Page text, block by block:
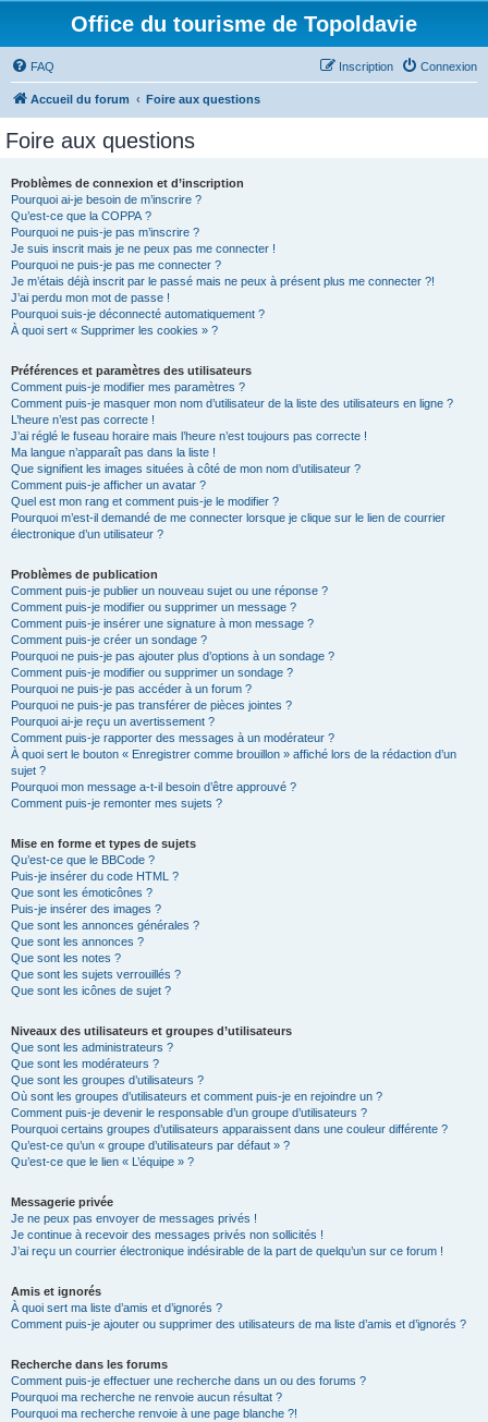
Office du tourisme de Topoldavie
FAQ Connexion
Inscription
Accueil du forum Foire aux questions
Foire aux questions
Problèmes de connexion et d’inscription
Pourquoi ai-je besoin de m’inscrire ?
Qu’est-ce que la COPPA ?
Pourquoi ne puis-je pas m’inscrire ?
Je suis inscrit mais je ne peux pas me connecter !
Pourquoi ne puis-je pas me connecter ?
Je m’étais déjà inscrit par le passé mais ne peux à présent plus me connecter ?!
J’ai perdu mon mot de passe !
Pourquoi suis-je déconnecté automatiquement ?
À quoi sert « Supprimer les cookies » ?
Préférences et paramètres des utilisateurs
Comment puis-je modifier mes paramètres ?
Comment puis-je masquer mon nom d’utilisateur de la liste des utilisateurs en ligne ?
L’heure n’est pas correcte !
J’ai réglé le fuseau horaire mais l’heure n’est toujours pas correcte !
Ma langue n’apparaît pas dans la liste !
Que signifient les images situées à côté de mon nom d’utilisateur ?
Comment puis-je afficher un avatar ?
Quel est mon rang et comment puis-je le modifier ?
Pourquoi m’est-il demandé de me connecter lorsque je clique sur le lien de courrier
électronique d’un utilisateur ?
Problèmes de publication
Comment puis-je publier un nouveau sujet ou une réponse ?
Comment puis-je modifier ou supprimer un message ?
Comment puis-je insérer une signature à mon message ?
Comment puis-je créer un sondage ?
Pourquoi ne puis-je pas ajouter plus d’options à un sondage ?
Comment puis-je modifier ou supprimer un sondage ?
Pourquoi ne puis-je pas accéder à un forum ?
Pourquoi ne puis-je pas transférer de pièces jointes ?
Pourquoi ai-je reçu un avertissement ?
Comment puis-je rapporter des messages à un modérateur ?
À quoi sert le bouton « Enregistrer comme brouillon » affiché lors de la rédaction d’un
sujet ?
Pourquoi mon message a-t-il besoin d’être approuvé ?
Comment puis-je remonter mes sujets ?
Mise en forme et types de sujets
Qu’est-ce que le BBCode ?
Puis-je insérer du code HTML ?
Que sont les émoticônes ?
Puis-je insérer des images ?
Que sont les annonces générales ?
Que sont les annonces ?
Que sont les notes ?
Que sont les sujets verrouillés ?
Que sont les icônes de sujet ?
Niveaux des utilisateurs et groupes d’utilisateurs
Que sont les administrateurs ?
Que sont les modérateurs ?
Que sont les groupes d’utilisateurs ?
Où sont les groupes d’utilisateurs et comment puis-je en rejoindre un ?
Comment puis-je devenir le responsable d’un groupe d’utilisateurs ?
Pourquoi certains groupes d’utilisateurs apparaissent dans une couleur différente ?
Qu’est-ce qu’un « groupe d’utilisateurs par défaut » ?
Qu’est-ce que le lien « L’équipe » ?
Messagerie privée
Je ne peux pas envoyer de messages privés !
Je continue à recevoir des messages privés non sollicités !
J’ai reçu un courrier électronique indésirable de la part de quelqu’un sur ce forum !
Amis et ignorés
À quoi sert ma liste d’amis et d’ignorés ?
Comment puis-je ajouter ou supprimer des utilisateurs de ma liste d’amis et d’ignorés ?
Recherche dans les forums
Comment puis-je effectuer une recherche dans un ou des forums ?
Pourquoi ma recherche ne renvoie aucun résultat ?
Pourquoi ma recherche renvoie à une page blanche ?!